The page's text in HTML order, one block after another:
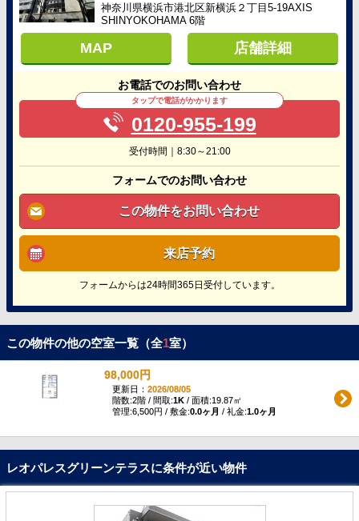
神奈川県横浜市港北区新横浜２丁目5-19AXIS
SHINYOKOHAMA 6階
MAP 店舗詳細
お電話でのお問い合わせ
タップで電話がかかります
0120-955-199
受付時間｜8:30～21:00
フォームでのお問い合わせ
この物件をお問い合わせ
来店予約
フォームからは24時間365日受付しています。
この物件の他の空室一覧（全1室）
98,000円
更新日： 2026/08/05
階数:2階 / 間取:1K/ 面積:19.87㎡
管理:6,500円 / 敷金:0.0ヶ月 / 礼金:1.0ヶ月
レオパレスグリーンテラスに条件が近い物件